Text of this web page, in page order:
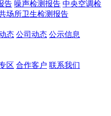
告 噪声检测报告 中央空调检
场所卫生检测报告
态 公司动态 公示信息
区 合作客户 联系我们